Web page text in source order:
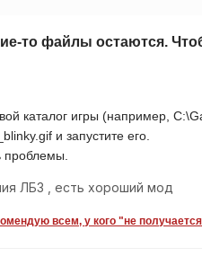
то файлы остаются.
каталог игры (например,
и запустите его.
проблемы.
ЛБЗ , есть хороший мод
всем, у кого "не